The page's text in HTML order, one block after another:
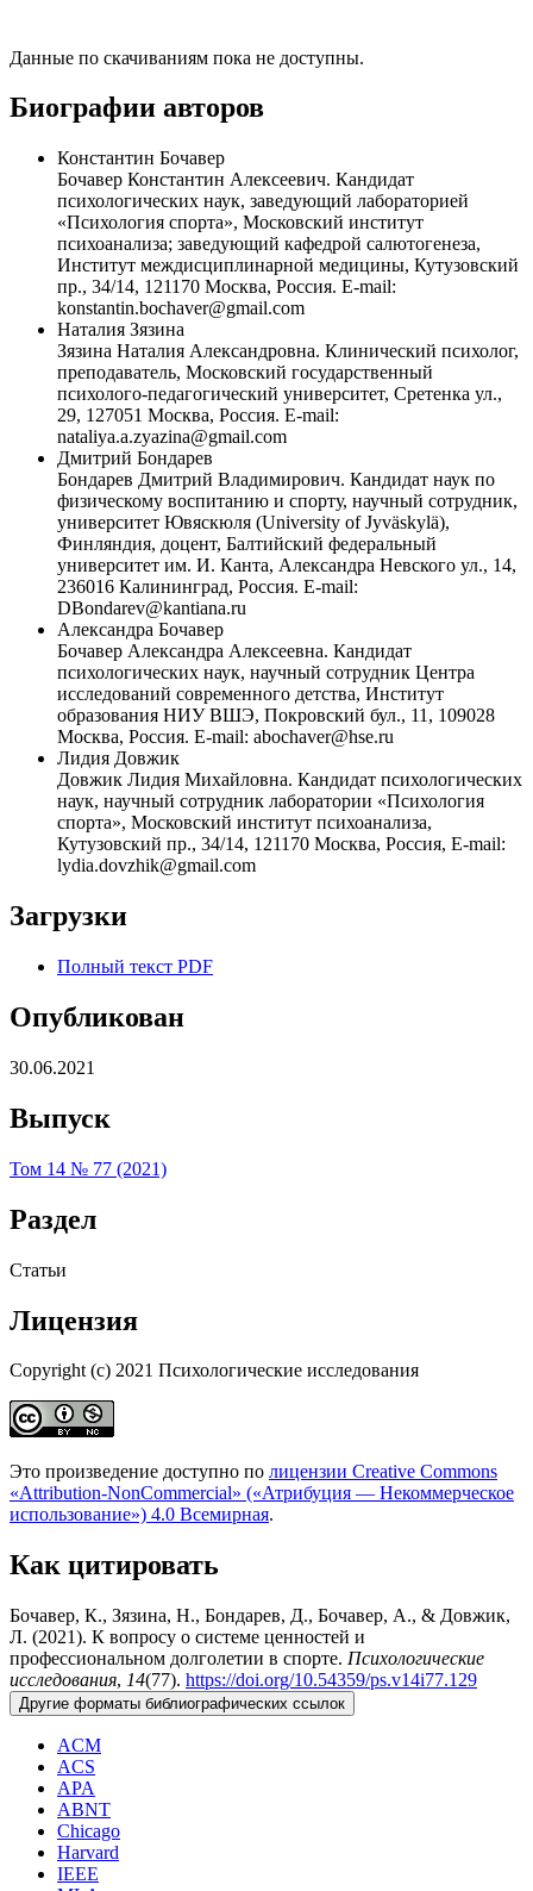
Данные по скачиваниям пока не доступны.
Биографии авторов
Константин Бочавер
Бочавер Константин Алексеевич. Кандидат
психологических наук, заведующий лабораторией
«Психология спорта», Московский институт
психоанализа; заведующий кафедрой салютогенеза,
Институт междисциплинарной медицины, Кутузовский
пр., 34/14, 121170 Москва, Россия. E-mail:
konstantin.bochaver@gmail.com
Наталия Зязина
Зязина Наталия Александровна. Клинический психолог,
преподаватель, Московский государственный
психолого-педагогический университет, Сретенка ул.,
29, 127051 Москва, Россия. E-mail:
nataliya.a.zyazina@gmail.com
Дмитрий Бондарев
Бондарев Дмитрий Владимирович. Кандидат наук по
физическому воспитанию и спорту, научный сотрудник,
университет Ювяскюля (University of Jyväskylä),
Финляндия, доцент, Балтийский федеральный
университет им. И. Канта, Александра Невского ул., 14,
236016 Калининград, Россия. E-mail:
DBondarev@kantiana.ru
Александра Бочавер
Бочавер Александра Алексеевна. Кандидат
психологических наук, научный сотрудник Центра
исследований современного детства, Институт
образования НИУ ВШЭ, Покровский бул., 11, 109028
Москва, Россия. E-mail: abochaver@hse.ru
Лидия Довжик
Довжик Лидия Михайловна. Кандидат психологических
наук, научный сотрудник лаборатории «Психология
спорта», Московский институт психоанализа,
Кутузовский пр., 34/14, 121170 Москва, Россия, E-mail:
lydia.dovzhik@gmail.com
Загрузки
Полный текст PDF
Опубликован
30.06.2021
Выпуск
Том 14 № 77 (2021)
Раздел
Статьи
Лицензия
Copyright (c) 2021 Психологические исследования
Это произведение доступно по лицензии Creative Commons
«Attribution-NonCommercial» («Атрибуция — Некоммерческое
использование») 4.0 Всемирная.
Как цитировать
Бочавер, К., Зязина, Н., Бондарев, Д., Бочавер, А., & Довжик,
Л. (2021). К вопросу о системе ценностей и
профессиональном долголетии в спорте. Психологические
исследования, 14(77). https://doi.org/10.54359/ps.v14i77.129
Другие форматы библиографических ссылок
ACM
ACS
APA
ABNT
Chicago
Harvard
IEEE